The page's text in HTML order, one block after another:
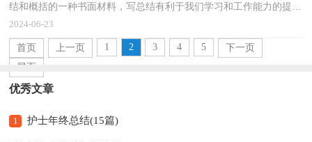
结和概括的一种书面材料，写总结有利于我们学习和工作能力的提
高，不如我们来制定一份总结吧。那么你真的懂得怎...
2024-06-23
首页 上一页 1 2 3 4 5
下一页
尾页
优秀文章
1 护士年终总结(15篇)